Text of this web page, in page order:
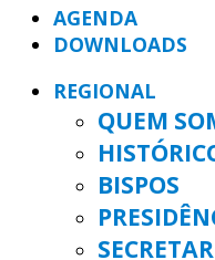
AGENDA
DOWNLOADS
REGIONAL
QUEM
BISPOS